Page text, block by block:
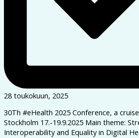
28 toukokuun, 2025
30Th #eHealth 2025 Conference, a
Stockholm 17.-19.9.2025 Main theme:
Interoperability and Equality in Digital